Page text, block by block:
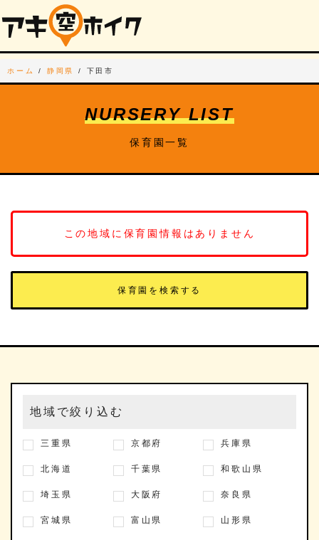
ホーム / 静岡県 / 下田市
NURSERY LIST
保育園一覧
この地域に保育園情報はありません
保育園を検索する
地域で絞り込む
三重県 京都府 兵庫県
北海道 千葉県 和歌山県
埼玉県 大阪府 奈良県
宮城県 富山県 山形県